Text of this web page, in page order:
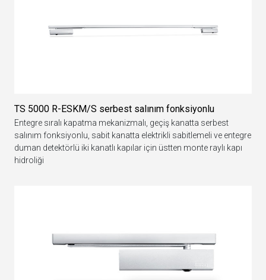
TS 5000 R-ESKM/S serbest salınım fonksiyonlu
Entegre sıralı kapatma mekanizmalı, geçiş kanatta serbest
salınım fonksiyonlu, sabit kanatta elektrikli sabitlemeli ve entegre
duman detektörlü iki kanatlı kapılar için üstten monte raylı kapı
hidroliği